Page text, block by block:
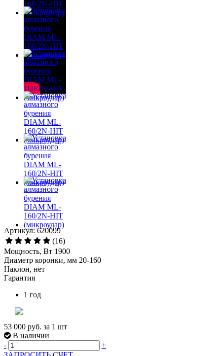
Артикул: 620099
(16)
Мощность, Вт 1900
Диаметр коронки, мм 20-160
Наклон, нет
Гарантия
1 год
53 000 руб. за 1 шт
В наличии
-
+